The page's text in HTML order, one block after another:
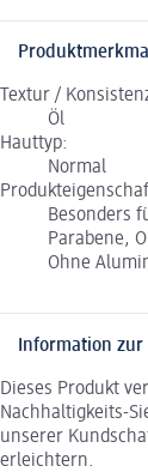
Textur /
Öl
Hauttyp:
Normal
Besonders
Parabene,
Ohne
Information
Dieses Produkt
Nachhaltigkeits-
unserer
erleichtern.